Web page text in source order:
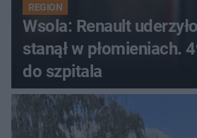
REGION
Wsola: Renault
stanął w płomieniach.
do szpitala